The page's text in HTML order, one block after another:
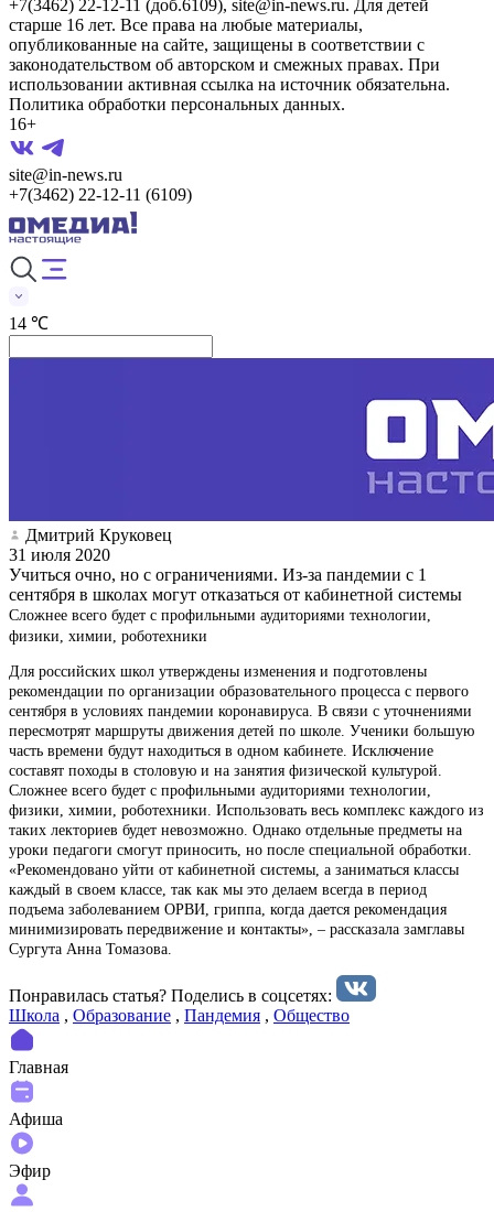
+7(3462) 22-12-11 (доб.6109), site@in-news.ru. Для детей
старше 16 лет. Все права на любые материалы,
опубликованные на сайте, защищены в соответствии с
законодательством об авторском и смежных правах. При
использовании активная ссылка на источник обязательна.
Политика обработки персональных данных.
16+
site@in-news.ru
+7(3462) 22-12-11 (6109)
14 ℃
Дмитрий Круковец
31 июля 2020
Учиться очно, но с ограничениями. Из-за пандемии с 1
сентября в школах могут отказаться от кабинетной системы
Сложнее всего будет с профильными аудиториями технологии,
физики, химии, роботехники
Для российских школ утверждены изменения и подготовлены
рекомендации по организации образовательного процесса с первого
сентября в условиях пандемии коронавируса. В связи с уточнениями
пересмотрят маршруты движения детей по школе. Ученики большую
часть времени будут находиться в одном кабинете. Исключение
составят походы в столовую и на занятия физической культурой.
Сложнее всего будет с профильными аудиториями технологии,
физики, химии, роботехники. Использовать весь комплекс каждого из
таких лекториев будет невозможно. Однако отдельные предметы на
уроки педагоги смогут приносить, но после специальной обработки.
«Рекомендовано уйти от кабинетной системы, а заниматься классы
каждый в своем классе, так как мы это делаем всегда в период
подъема заболеванием ОРВИ, гриппа, когда дается рекомендация
минимизировать передвижение и контакты», – рассказала замглавы
Сургута Анна Томазова.
Понравилась статья? Поделиcь в соцсетях:
Школа , Образование , Пандемия , Общество
Главная
Афиша
Эфир